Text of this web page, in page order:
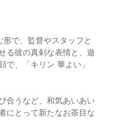
で、監督やスタッフと
る彼の真剣な表情と、遊
、「キリン 華よい」
合うなど、和気あいあい
にとって新たなお茶目な